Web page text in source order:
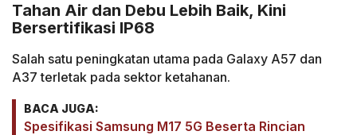
Tahan Air dan Debu Lebih Baik, Kini
Bersertifikasi IP68
Salah satu peningkatan utama pada Galaxy A57 dan
A37 terletak pada sektor ketahanan.
BACA JUGA:
Spesifikasi Samsung M17 5G Beserta Rincian